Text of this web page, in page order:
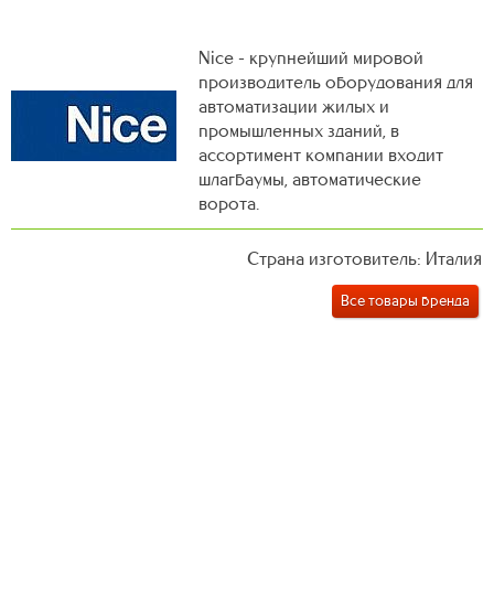
Nice - крупнейший мировой
производитель оборудования для
автоматизации жилых и
промышленных зданий, в
ассортимент компании входит
шлагбаумы, автоматические
ворота.
Страна изготовитель: Италия
Все товары бренда